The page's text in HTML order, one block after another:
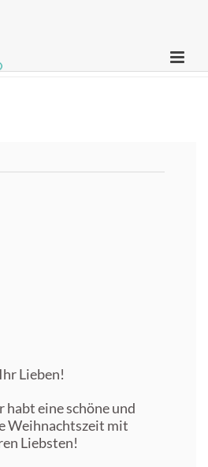
Dezember 2022
Ihr Lieben!
habt eine schöne und
Weihnachtszeit mit
Liebsten!